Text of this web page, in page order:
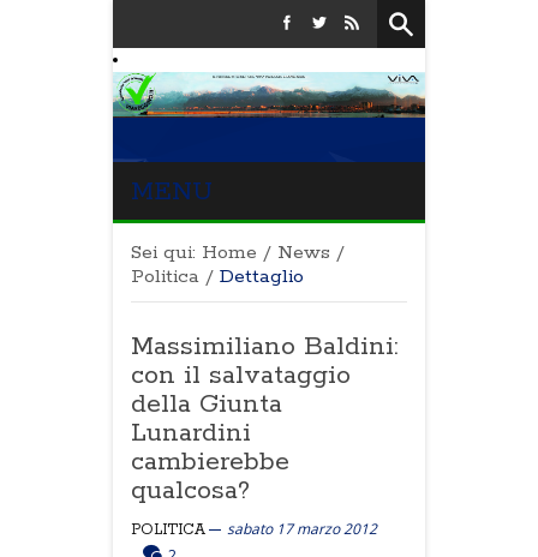
MENU
Sei qui: Home / News /
Politica / Dettaglio
Massimiliano Baldini:
con il salvataggio
della Giunta
Lunardini
cambierebbe
qualcosa?
POLITICA
sabato 17 marzo 2012